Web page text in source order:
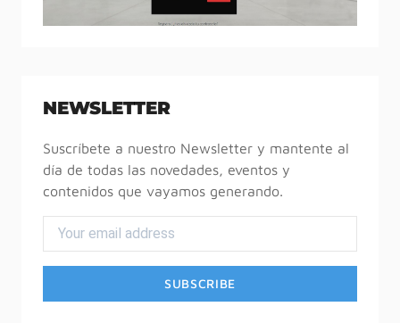
NEWSLETTER
Suscríbete a nuestro Newsletter y mantente al
día de todas las novedades, eventos y
contenidos que vayamos generando.